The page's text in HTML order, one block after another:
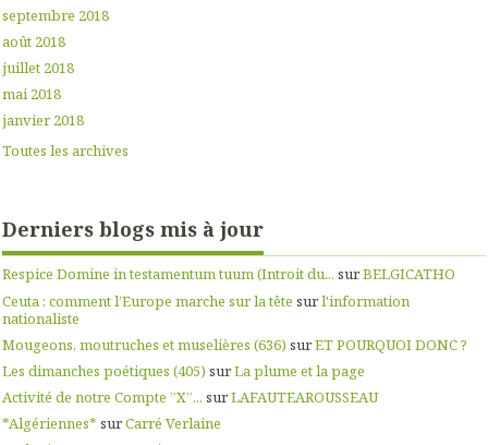
septembre 2018
août 2018
juillet 2018
mai 2018
janvier 2018
Toutes les archives
Derniers blogs mis à jour
Respice Domine in testamentum tuum (Introit du... surBELGICATHO
Ceuta : comment l’Europe marche sur la tête surl'information
nationaliste
Mougeons, moutruches et muselières (636) surET POURQUOI DONC ?
Les dimanches poétiques (405) surLa plume et la page
Activité de notre Compte ”X”... surLAFAUTEAROUSSEAU
*Algériennes* surCarré Verlaine